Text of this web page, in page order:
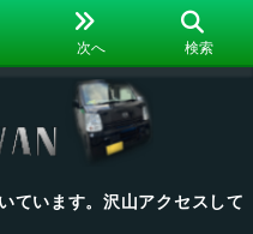
次へ 検索
ています。沢山アクセスして